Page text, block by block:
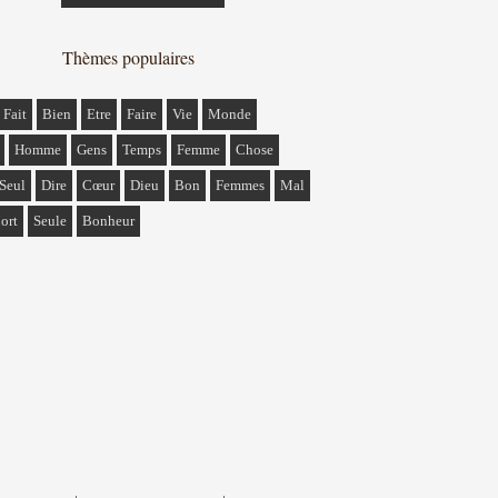
Thèmes populaires
Fait Bien Etre Faire Vie Monde
Homme Gens Temps Femme Chose
Seul Dire Cœur Dieu Bon Femmes Mal
Seule Bonheur